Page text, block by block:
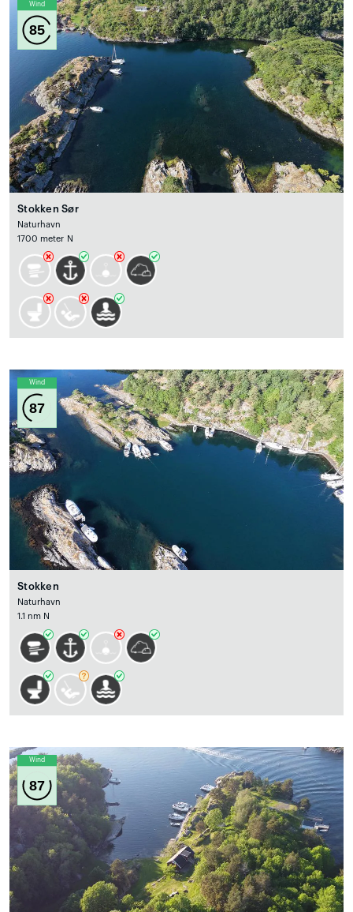
Wind
85
Stokken Sør
Naturhavn
1700 meter N
Wind
87
Stokken
Naturhavn
1.1 nm N
Wind
87